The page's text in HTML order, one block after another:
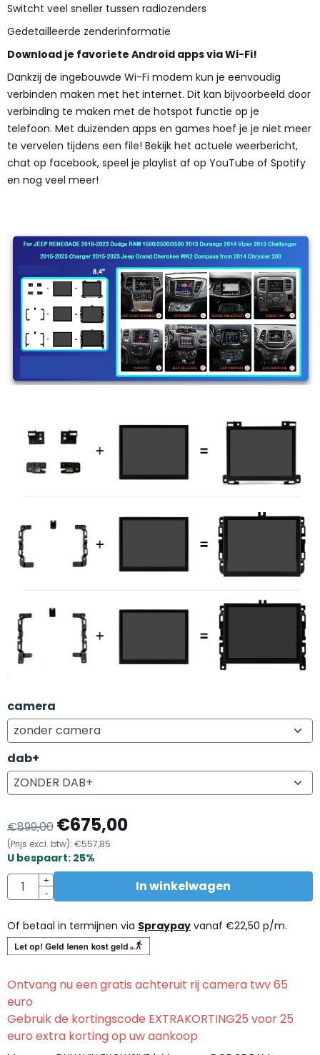
Switcht veel sneller tussen radiozenders
Gedetailleerde zenderinformatie
Download je favoriete Android apps via Wi-Fi!
Dankzij de ingebouwde Wi-Fi modem kun je eenvoudig
verbinden maken met het internet. Dit kan bijvoorbeeld door
verbinding te maken met de hotspot functie op je
telefoon. Met duizenden apps en games hoef je je niet meer
te vervelen tijdens een file! Bekijk het actuele weerbericht,
chat op facebook, speel je playlist af op YouTube of Spotify
en nog veel meer!
camera
dab+
€899,00 €675,00
(Prijs excl. btw): €557,85
U bespaart: 25%
Aantal
+
-
In winkelwagen
Of betaal in termijnen via Spraypay vanaf €22,50 p/m.
Ontvang nu een gratis achteruit rij camera twv 65
euro
Gebruik de kortingscode EXTRAKORTING25 voor 25
euro extra korting op uw aankoop